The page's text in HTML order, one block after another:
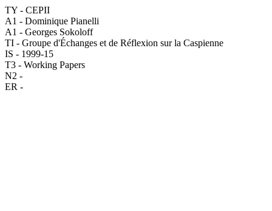
TY - CEPII
A1 - Dominique Pianelli
A1 - Georges Sokoloff
TI - Groupe d'Échanges et de Réflexion sur la Caspienne
IS - 1999-15
T3 - Working Papers
N2 -
ER -